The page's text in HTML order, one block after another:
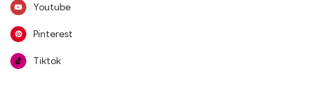
Youtube
Pinterest
Tiktok